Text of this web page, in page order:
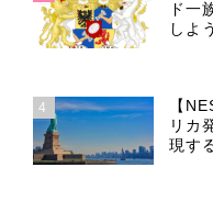
ド一
しよ
4
【
リカ
現す